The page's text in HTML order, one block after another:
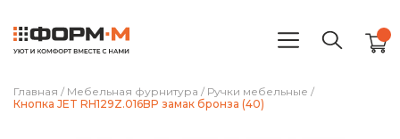
Главная / Мебельная фурнитура / Ручки мебельные /
Кнопка JET RH129Z.016BP замак бронза (40)